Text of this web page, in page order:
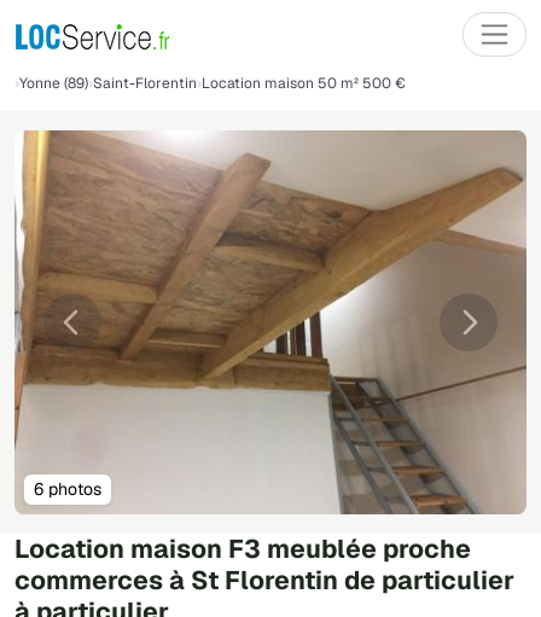
Yonne (89) Saint-Florentin Location maison 50 m² 500 €
Location maison F3 meublée proche
commerces à St Florentin de particulier
Précédente
6 photos